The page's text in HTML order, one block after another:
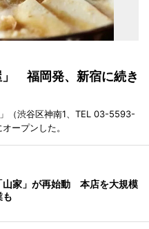
」 福岡発、新宿に続き
（渋谷区神南1、TEL 03-5593-
ープンした。
山家」が再始動 本店を大規模
も